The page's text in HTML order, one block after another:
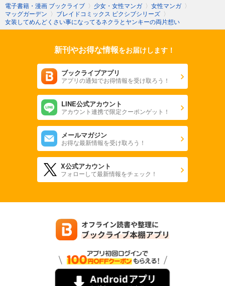
電子書籍・漫画 ブックライブ 〉 少女・女性マンガ 〉 女性マンガ 〉
マッグガーデン 〉 ブレイドコミックス ピクシブシリーズ 〉
女装してめんどくさい事になってるネクラとヤンキーの両片想い
新刊やお得な情報をお届けします！
ブックライブアプリ
アプリの通知でお得情報を受け取ろう！
LINE公式アカウント
アカウント連携で限定クーポンゲット！
メールマガジン
お得な最新情報を受け取ろう！
X公式アカウント
フォローして最新情報をチェック！